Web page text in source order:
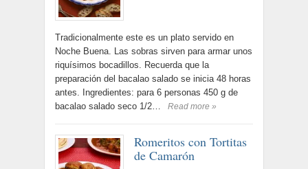
Tradicionalmente este es un plato servido en
Noche Buena. Las sobras sirven para armar unos
riquísimos bocadillos. Recuerda que la
preparación del bacalao salado se inicia 48 horas
antes. Ingredientes: para 6 personas 450 g de
bacalao salado seco 1/2…
Read more »
Romeritos con Tortitas
de Camarón